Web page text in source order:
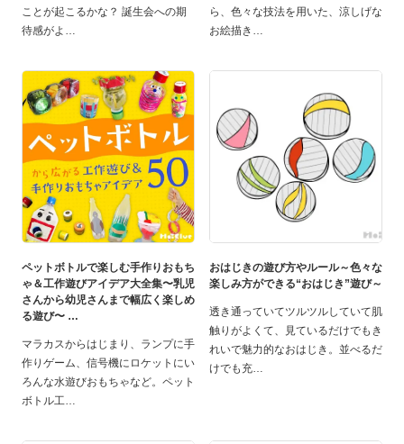
ことが起こるかな？ 誕生会への期
待感がよ
ら、色々な技法を用いた、涼しげな
お絵描き
ペットボトルで楽しむ手作りおもち
ゃ＆工作遊びアイデア大全集〜乳児
さんから幼児さんまで幅広く楽しめ
る遊び〜
マラカスからはじまり、ランプに手
作りゲーム、信号機にロケットにい
ろんな水遊びおもちゃなど。ペット
ボトル工
おはじきの遊び方やルール～色々な
楽しみ方ができる“おはじき”遊び～
透き通っていてツルツルしていて肌
触りがよくて、見ているだけでもき
れいで魅力的なおはじき。並べるだ
けでも充